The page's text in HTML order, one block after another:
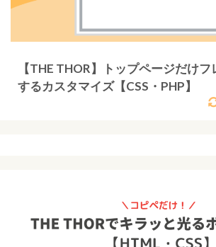
【THE THOR】トップページだけ
するカスタマイズ【CSS・PHP】